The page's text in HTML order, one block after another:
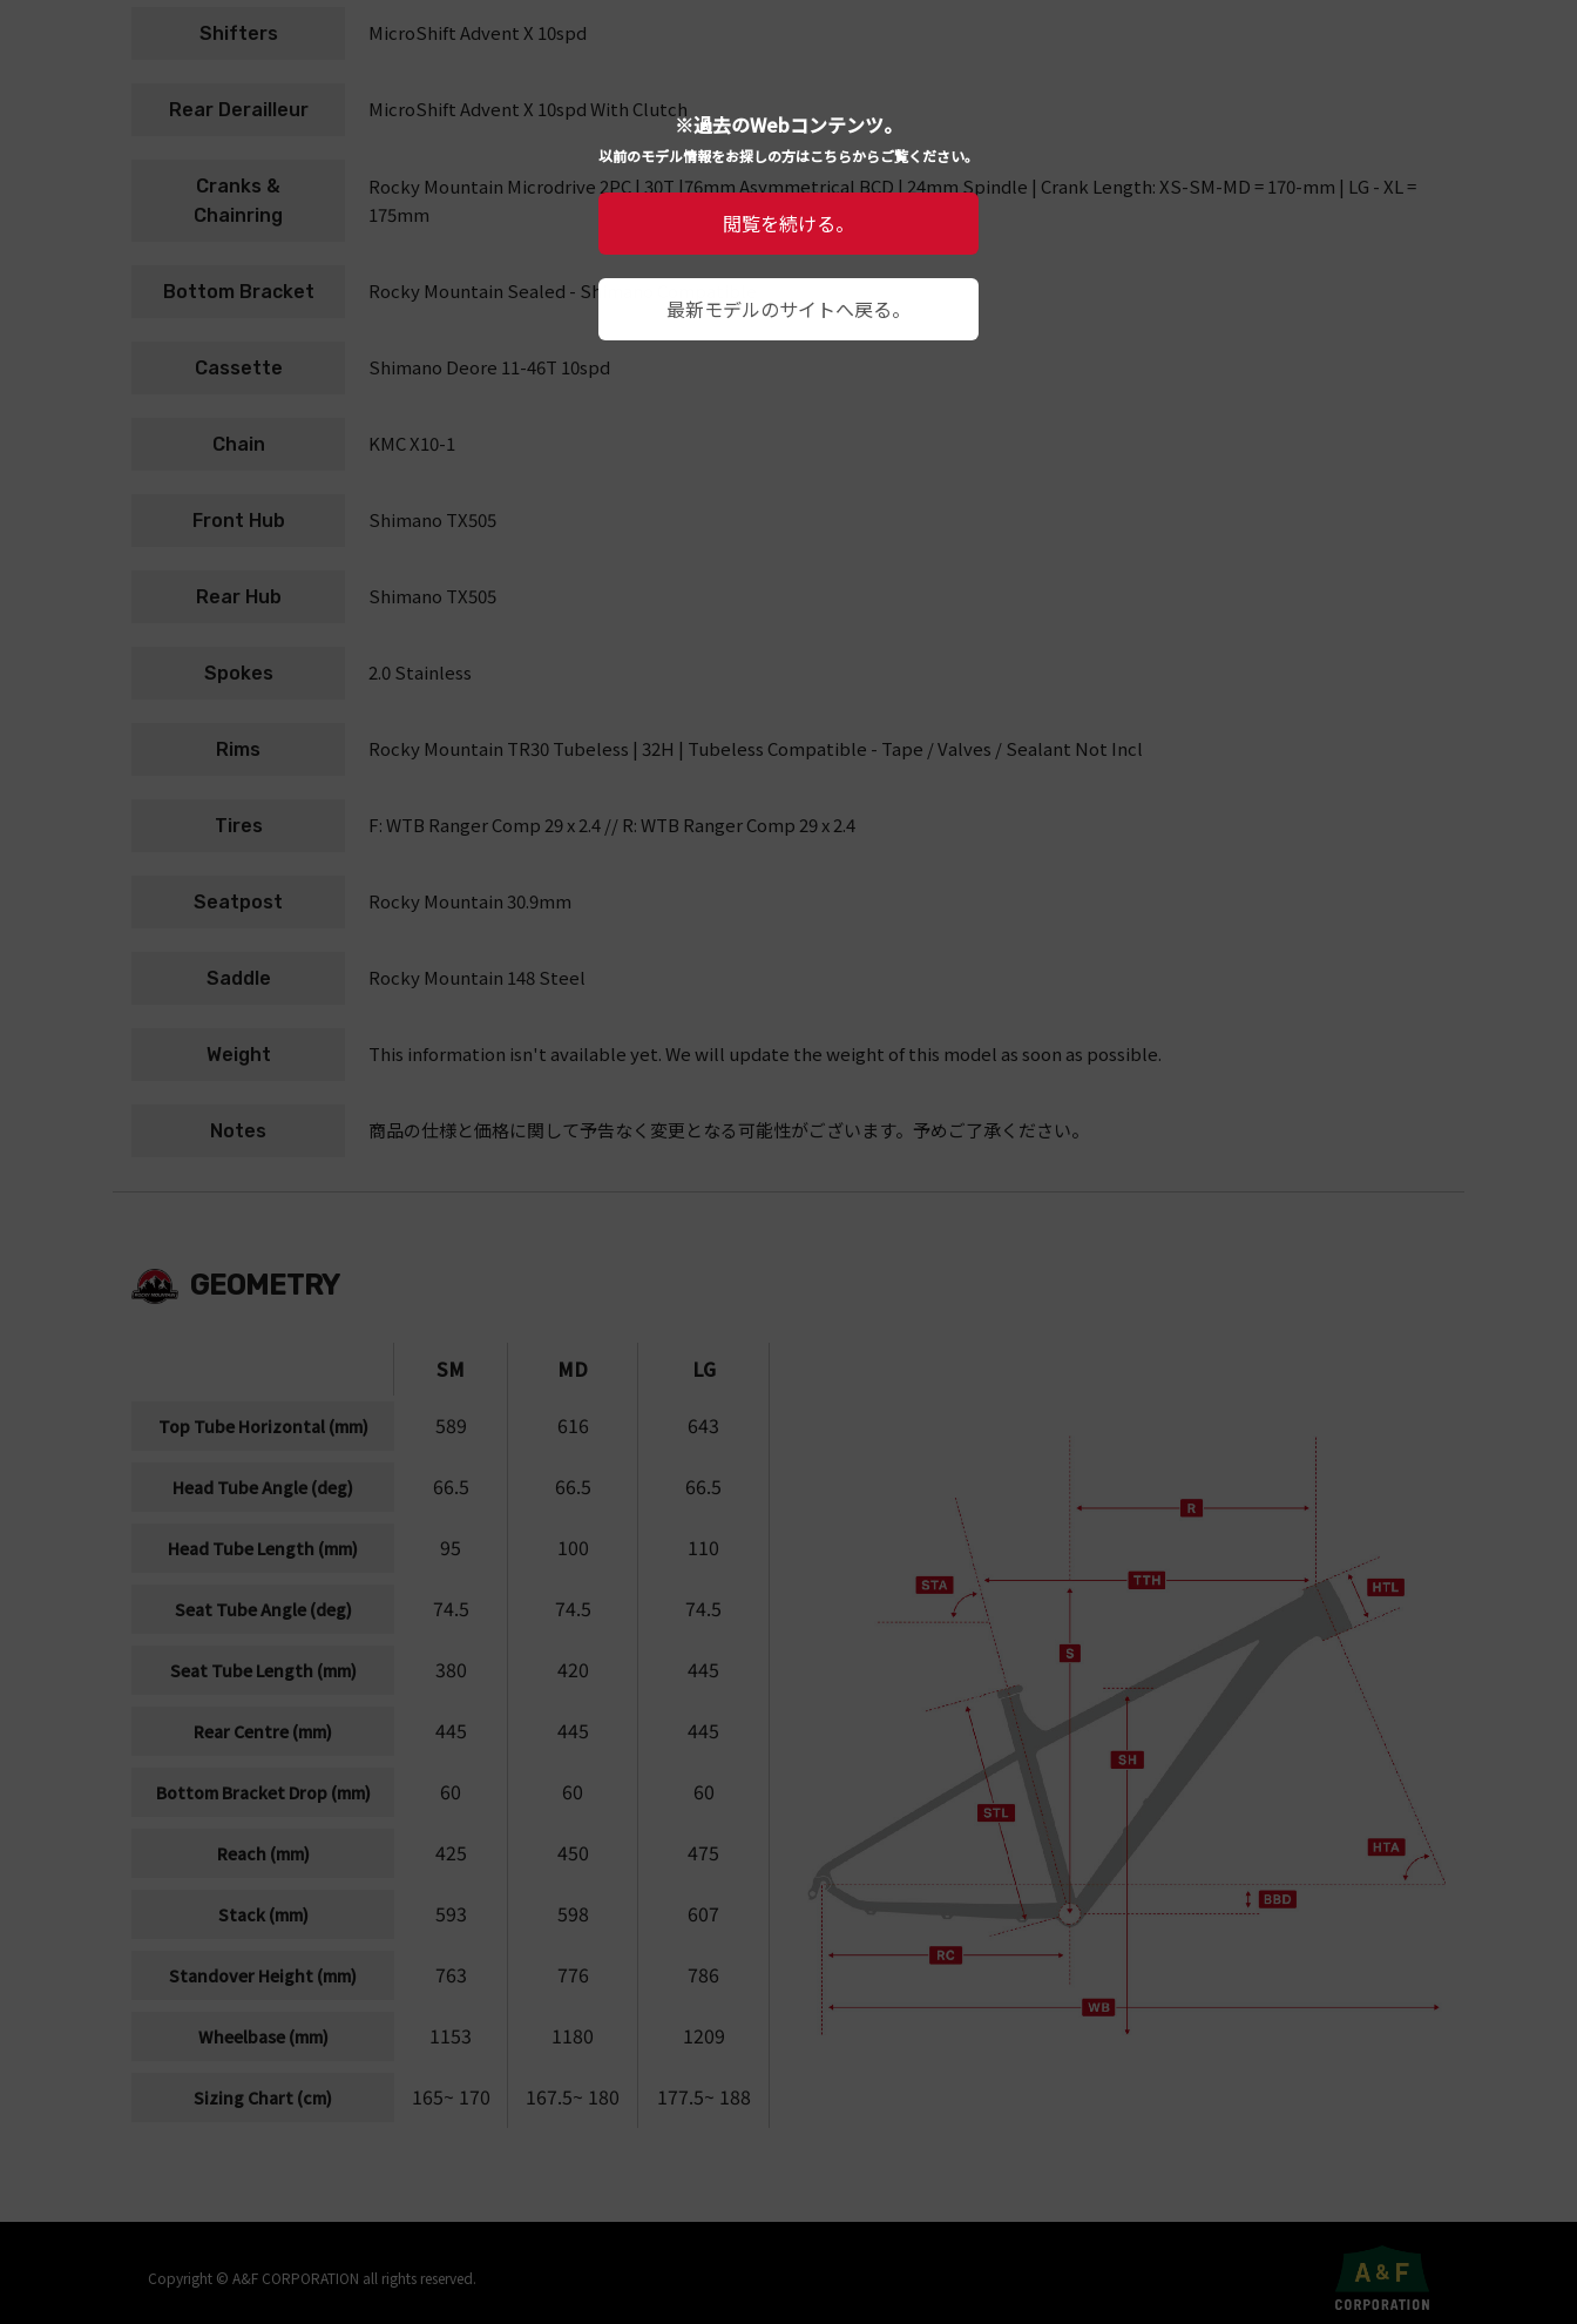
Shifters MicroShift Advent X 10spd
Rear Derailleur MicroShift Advent X 10spd With Clutch
Cranks &
Chainring
Rocky Mountain Microdrive 2PC | 30T |76mm Asymmetrical BCD | 24mm Spindle | Crank Length: XS-SM-MD = 170-mm | LG - XL =
175mm
Bottom Bracket Rocky Mountain Sealed - Shimano Compatible
Cassette Shimano Deore 11-46T 10spd
Chain KMC X10-1
Front Hub Shimano TX505
Rear Hub Shimano TX505
Spokes 2.0 Stainless
Rims Rocky Mountain TR30 Tubeless | 32H | Tubeless Compatible - Tape / Valves / Sealant Not Incl
Tires F: WTB Ranger Comp 29 x 2.4 // R: WTB Ranger Comp 29 x 2.4
Seatpost Rocky Mountain 30.9mm
Saddle Rocky Mountain 148 Steel
Weight This information isn't available yet. We will update the weight of this model as soon as possible.
Notes 商品の仕様と価格に関して予告なく変更となる可能性がございます。予めご了承ください。
GEOMETRY
SM MD LG
Top Tube Horizontal (mm) 589 616 643
Head Tube Angle (deg) 66.5 66.5 66.5
Head Tube Length (mm) 95 100 110
Seat Tube Angle (deg) 74.5 74.5 74.5
Seat Tube Length (mm) 380 420 445
Rear Centre (mm) 445 445 445
Bottom Bracket Drop (mm) 60 60 60
Reach (mm) 425 450 475
Stack (mm) 593 598 607
Standover Height (mm) 763 776 786
Wheelbase (mm) 1153 1180 1209
Sizing Chart (cm) 165~ 170 167.5~ 180 177.5~ 188
※過去のWebコンテンツ。
以前のモデル情報をお探しの方はこちらからご覧ください。
閲覧を続ける。
最新モデルのサイトへ戻る。
Copyright © A&F CORPORATION all rights reserved.